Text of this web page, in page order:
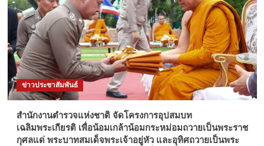
ข่าวประชาสัมพันธ์
สำนักงานตำรวจแห่งชาติ จัดโครงการอุปสมบท
เฉลิมพระเกียรติ เพื่อน้อมเกล้าน้อมกระหม่อมถวายเป็นพระราช
กุศลแด่ พระบาทสมเด็จพระเจ้าอยู่หัว และอุทิศถวายเป็นพระ